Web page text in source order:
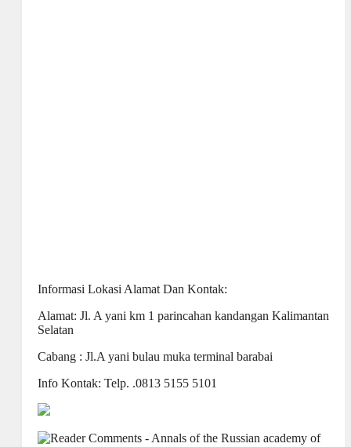
Informasi Lokasi Alamat Dan Kontak:
Alamat: Jl. A yani km 1 parincahan kandangan Kalimantan
Selatan
Cabang : Jl.A yani bulau muka terminal barabai
Info Kontak: Telp. .0813 5155 5101